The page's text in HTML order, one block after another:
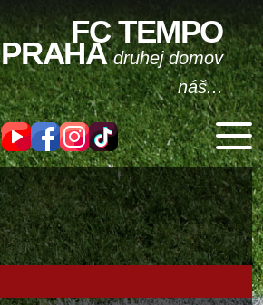
FC TEMPO
PRAHAdruhej domov
náš...